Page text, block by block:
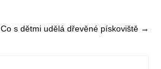
Co s dětmi udělá dřevěné pískoviště →